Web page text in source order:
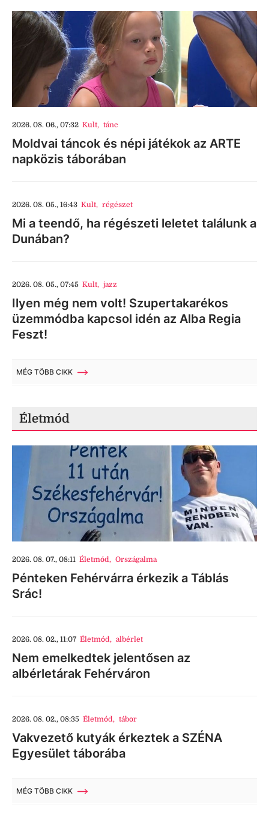
2026. 08. 06., 07:32 Kult, tánc
Moldvai táncok és népi játékok az ARTE
napközis táborában
2026. 08. 05., 16:43 Kult, régészet
Mi a teendő, ha régészeti leletet találunk a
Dunában?
2026. 08. 05., 07:45 Kult, jazz
Ilyen még nem volt! Szupertakarékos
üzemmódba kapcsol idén az Alba Regia
Feszt!
MÉG TÖBB CIKK
Életmód
2026. 08. 07., 08:11 Életmód, Országalma
Pénteken Fehérvárra érkezik a Táblás
Srác!
2026. 08. 02., 11:07 Életmód, albérlet
Nem emelkedtek jelentősen az
albérletárak Fehérváron
2026. 08. 02., 08:35 Életmód, tábor
Vakvezető kutyák érkeztek a SZÉNA
Egyesület táborába
MÉG TÖBB CIKK